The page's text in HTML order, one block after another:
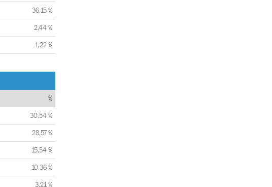
36,15 %
2,44 %
1,22 %
%
30,54 %
28,57 %
15,54 %
10,36 %
3,21 %